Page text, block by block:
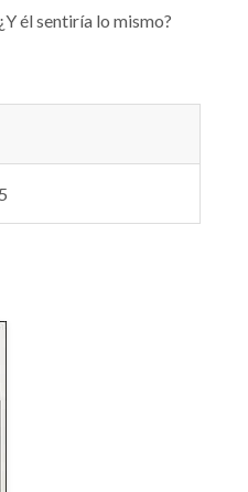
él sentiría lo mismo?